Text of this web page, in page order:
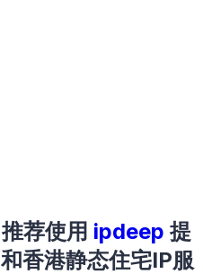
荐使用 ipdeep 提
香港静态住宅IP服